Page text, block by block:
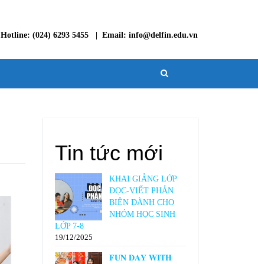
Hotline: (024) 6293 5455 | Email: info@delfin.edu.vn
Tin tức mới
KHAI GIẢNG LỚP
ĐỌC-VIẾT PHẢN
BIỆN DÀNH CHO
NHÓM HỌC SINH
LỚP 7-8
19/12/2025
𝐅𝐔𝐍 𝐃𝐀𝐘 𝐖𝐈𝐓𝐇